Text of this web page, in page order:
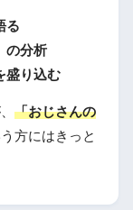
る
の分析
盛り込む
「おじさんの
方にはきっと